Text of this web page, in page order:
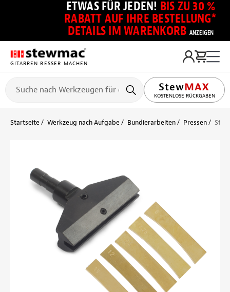
ETWAS FÜR JEDEN! BIS ZU 30 %
RABATT AUF IHRE BESTELLUNG*
DETAILS IM WARENKORB ANZEIGEN
GITARREN BESSER MACHEN
KOSTENLOSE RÜCKGABEN
Startseite Werkzeug nach Aufgabe Bundierarbeiten Pressen